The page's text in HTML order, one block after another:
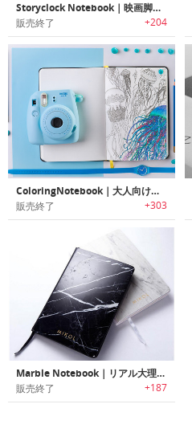
Storyclock Notebook｜映画脚本家/シナリオライター用にデザインされたアイディアを具体化するノートブック「ストーリークロックノートブック」
販売終了 +204
ColoringNotebook｜大人向けの塗り絵ページ付きノートブック「カラーリングノートブック」
販売終了 +303
Marble Notebook｜リアル大理石ノートジャーナルブック
販売終了 +187